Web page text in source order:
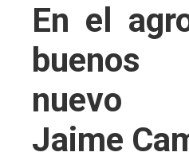
En el
nuevo
Jaime